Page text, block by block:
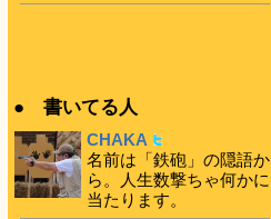
● 書いてる人
CHAKA
名前は「鉄砲」の隠語か
ら。人生数撃ちゃ何かに
当たります。